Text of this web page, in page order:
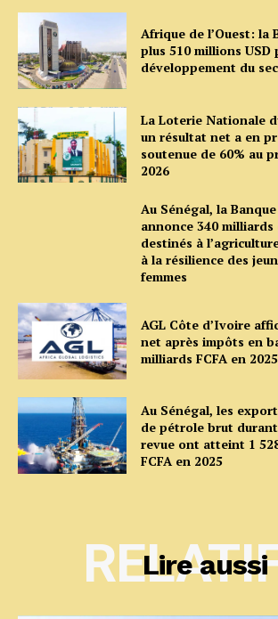
Afrique de l’Ouest: la
plus 510 millions USD
développement du
La Loterie Nationale
un résultat net a en
soutenue de 60% au
2026
Au Sénégal, la
annonce 340 milliards
destinés à
à la résilience des
femmes
AGL Côte d’Ivoire
net après impôts en
milliards FCFA en 2025
Au Sénégal, les
de pétrole brut durant
revue ont atteint 1
FCFA en 2025
Lire aussi